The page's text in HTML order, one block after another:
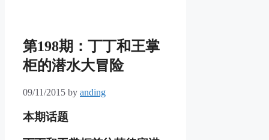
第198期：丁丁和王掌
柜的潜水大冒险
09/11/2015 by anding
本期话题